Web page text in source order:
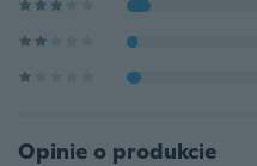
Opinie o produkcie